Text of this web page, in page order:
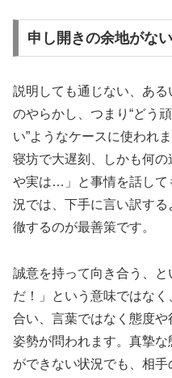
申し開きの余地がな
説明しても通じない、あ
のやらかし、つまり“どう
い”ようなケースに使われ
寝坊で大遅刻、しかも何
や実は…」と事情を話して
況では、下手に言い訳す
徹するのが最善策です。
誠意を持って向き合う、
だ！」という意味ではな
合い、言葉ではなく態度
姿勢が問われます。真摯
ができない状況でも、相